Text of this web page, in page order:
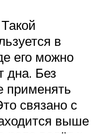
в
его можно
дна. Без
применять
связано с
выше